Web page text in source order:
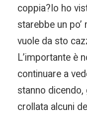
coppia?Io ho
starebbe un
vuole da sto
L’importante è
continuare a
stanno
crollata alcuni